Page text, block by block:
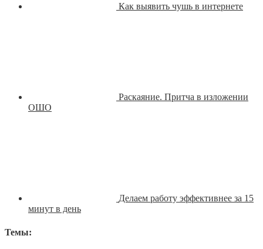
Как выявить чушь в интернете
Раскаяние. Притча в изложении
ОШО
Делаем работу эффективнее за 15
минут в день
Темы: